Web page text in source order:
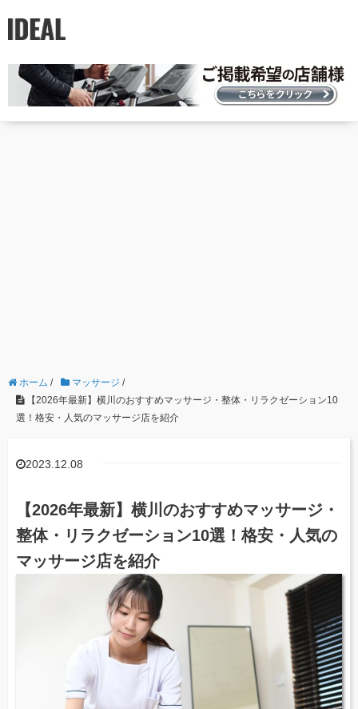
ホーム / マッサージ /
【2026年最新】横川のおすすめマッサージ・整体・リラクゼーション10
選！格安・人気のマッサージ店を紹介
2023.12.08
【2026年最新】横川のおすすめマッサージ・
整体・リラクゼーション10選！格安・人気の
マッサージ店を紹介